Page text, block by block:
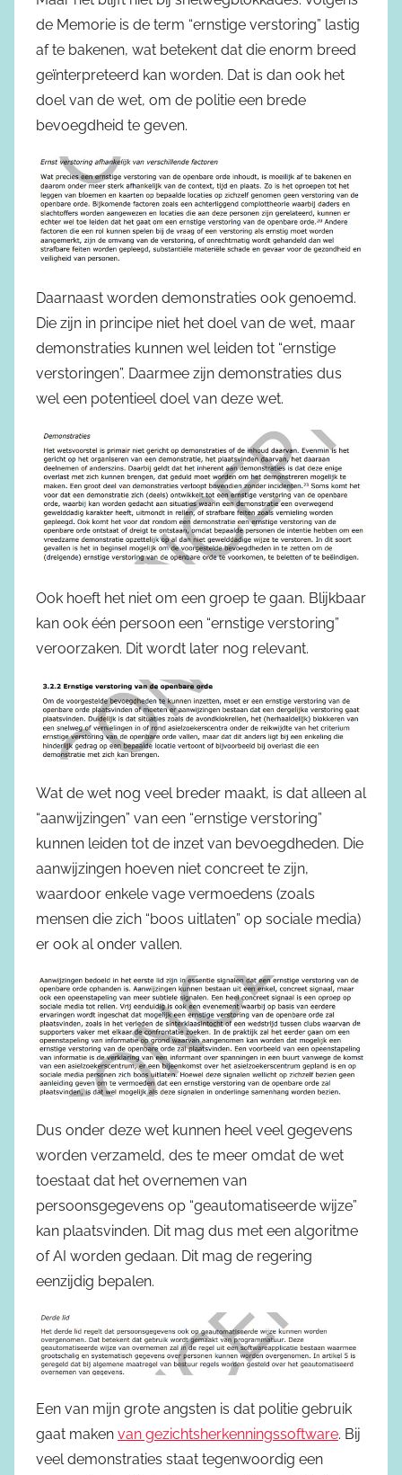
de Memorie is de term “ernstige verstoring” lastig
af te bakenen, wat betekent dat die enorm breed
geïnterpreteerd kan worden. Dat is dan ook het
doel van de wet, om de politie een brede
bevoegdheid te geven.
Daarnaast worden demonstraties ook genoemd.
Die zijn in principe niet het doel van de wet, maar
demonstraties kunnen wel leiden tot “ernstige
verstoringen”. Daarmee zijn demonstraties dus
wel een potentieel doel van deze wet.
Ook hoeft het niet om een groep te gaan. Blijkbaar
kan ook één persoon een “ernstige verstoring”
veroorzaken. Dit wordt later nog relevant.
Wat de wet nog veel breder maakt, is dat alleen al
“aanwijzingen” van een “ernstige verstoring”
kunnen leiden tot de inzet van bevoegdheden. Die
aanwijzingen hoeven niet concreet te zijn,
waardoor enkele vage vermoedens (zoals
mensen die zich “boos uitlaten” op sociale media)
er ook al onder vallen.
Dus onder deze wet kunnen heel veel gegevens
worden verzameld, des te meer omdat de wet
toestaat dat het overnemen van
persoonsgegevens op “geautomatiseerde wijze”
kan plaatsvinden. Dit mag dus met een algoritme
of AI worden gedaan. Dit mag de regering
eenzijdig bepalen.
Een van mijn grote angsten is dat politie gebruik
gaat maken van gezichtsherkenningssoftware. Bij
veel demonstraties staat tegenwoordig een